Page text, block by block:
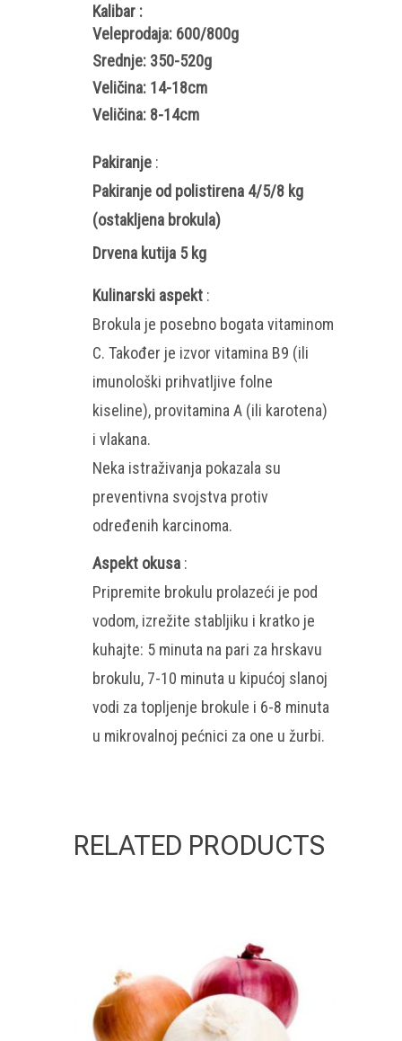
Kalibar :
Veleprodaja: 600/800g
Srednje: 350-520g
Veličina: 14-18cm
Veličina: 8-14cm
Pakiranje :
Pakiranje od polistirena 4/5/8 kg
(ostakljena brokula)
Drvena kutija 5 kg
Kulinarski aspekt :
Brokula je posebno bogata vitaminom
C. Također je izvor vitamina B9 (ili
imunološki prihvatljive folne
kiseline), provitamina A (ili karotena)
i vlakana.
Neka istraživanja pokazala su
preventivna svojstva protiv
određenih karcinoma.
Aspekt okusa :
Pripremite brokulu prolazeći je pod
vodom, izrežite stabljiku i kratko je
kuhajte: 5 minuta na pari za hrskavu
brokulu, 7-10 minuta u kipućoj slanoj
vodi za topljenje brokule i 6-8 minuta
u mikrovalnoj pećnici za one u žurbi.
RELATED PRODUCTS